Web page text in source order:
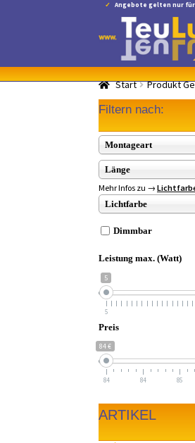
Angebote gelten nur
Navigation
springen
Inhalt
springen
Start Produkt
Filtern nach:
Montageart
Länge
Mehr Infos zu →
Lichtfarbe
Dimmbar
Leistung max. (Watt)
5
5
Preis
84 €
84 84 85
ARTIKEL